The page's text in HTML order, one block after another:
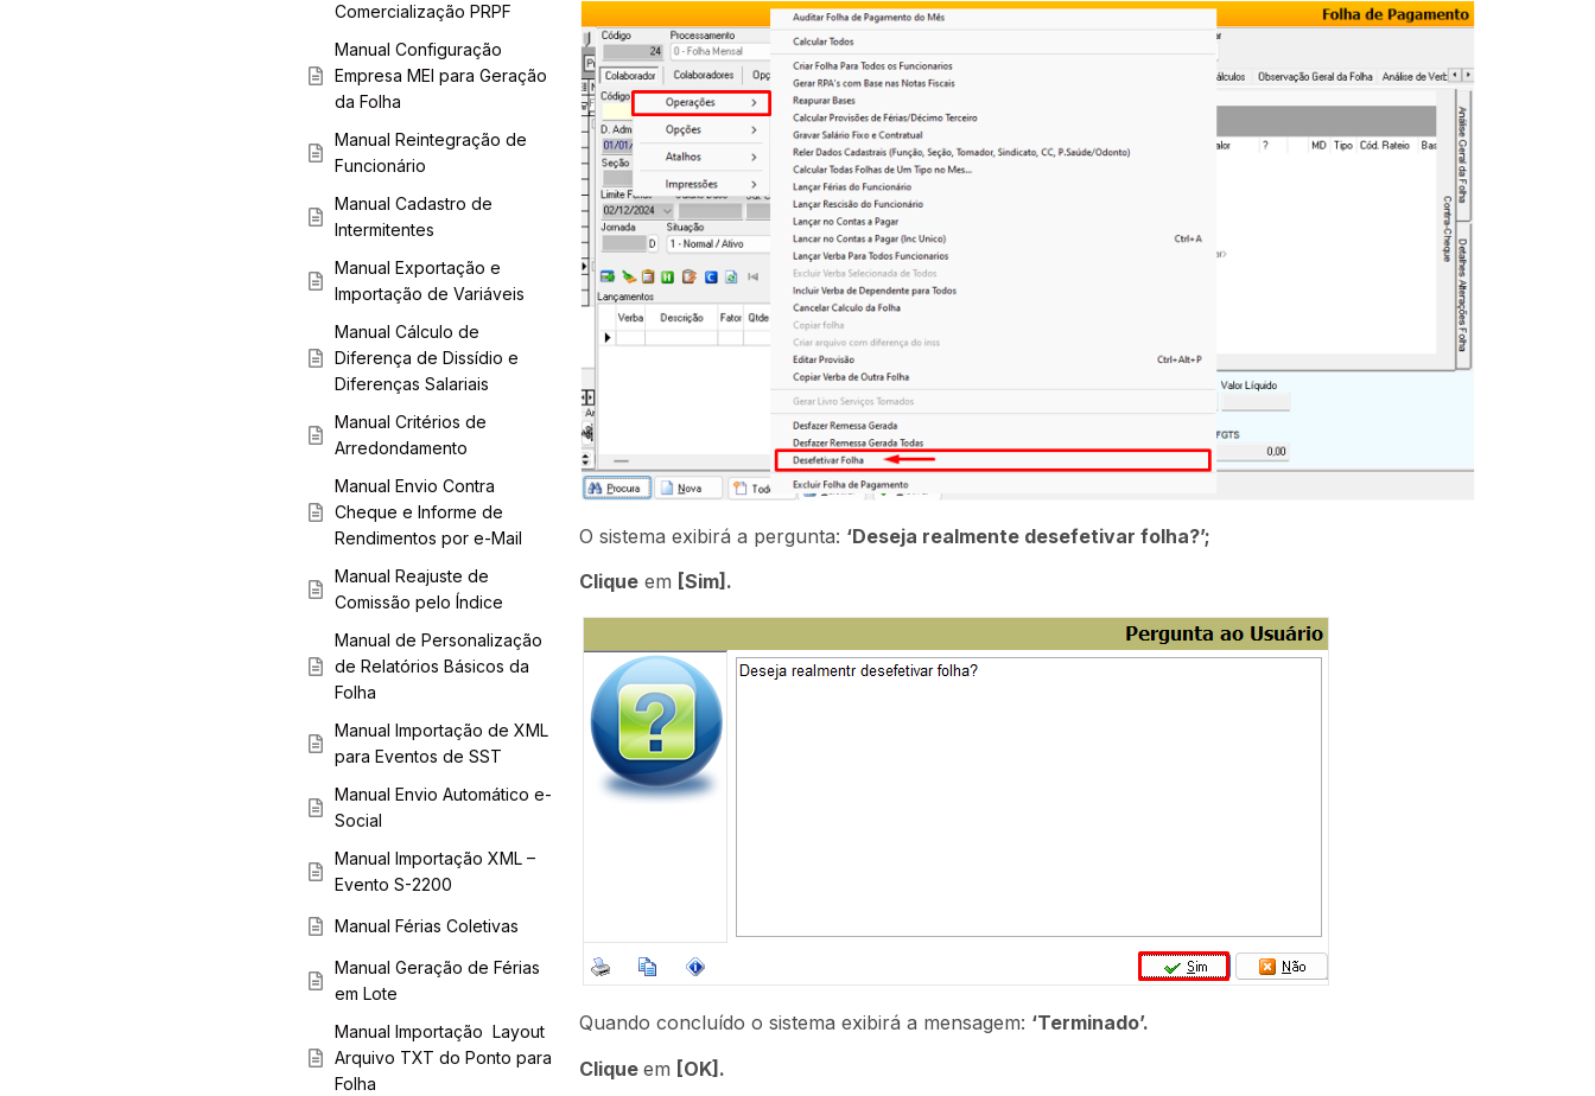
Comercialização PRPF
Manual Configuração
Empresa MEI para Geração
da Folha
Manual Reintegração de
Funcionário
Manual Cadastro de
Intermitentes
Manual Exportação e
Importação de Variáveis
Manual Cálculo de
Diferença de Dissídio e
Diferenças Salariais
Manual Critérios de
Arredondamento
Manual Envio Contra
Cheque e Informe de
Rendimentos por e-Mail
Manual Reajuste de
Comissão pelo Índice
Manual de Personalização
de Relatórios Básicos da
Folha
Manual Importação de XML
para Eventos de SST
Manual Envio Automático e-
Social
Manual Importação XML –
Evento S-2200
Manual Férias Coletivas
Manual Geração de Férias
em Lote
Manual Importação Layout
Arquivo TXT do Ponto para
Folha
O sistema exibirá a pergunta: ‘Deseja realmente desefetivar folha?’;
Cliqueem [Sim].
Quando concluído o sistema exibirá a mensagem: ‘Terminado’.
Clique em [OK].